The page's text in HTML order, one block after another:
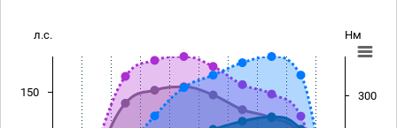
л.с. Нм
150 300